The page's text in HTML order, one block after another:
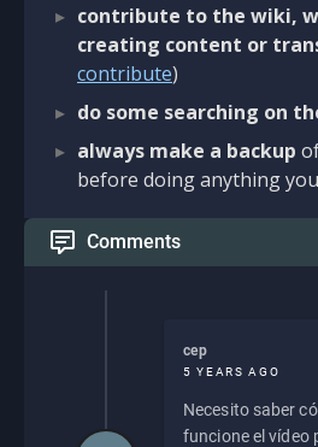
contribute to the wiki,
creating content or
contribute)
do some searching on
always make a backup
before doing anything
Comments
cep
5 YEARS AGO
Necesito saber
funcione el vídeo